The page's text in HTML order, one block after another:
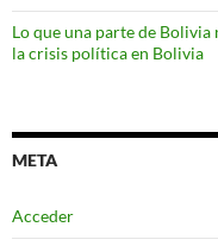
Lo que una parte de
la crisis política en Bolivia
META
Acceder